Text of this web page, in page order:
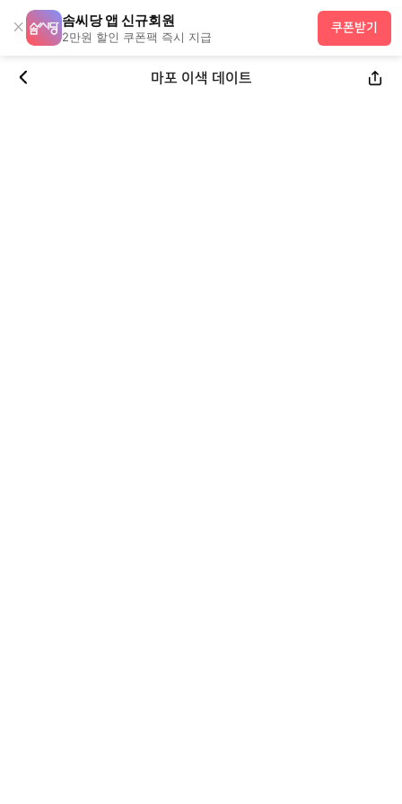
× 솜씨당 앱 신규회원
2만원 할인 쿠폰팩 즉시 지급
쿠폰받기
마포 이색 데이트